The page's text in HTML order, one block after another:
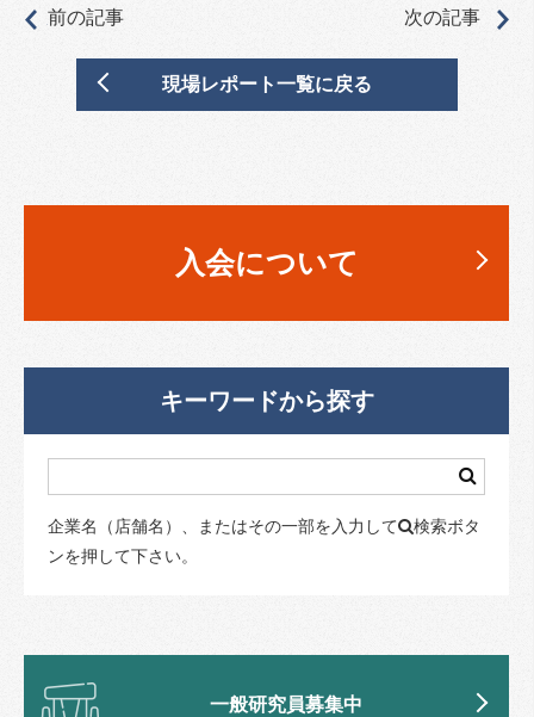
前の記事 次の記事
現場レポート一覧に戻る
入会について
キーワードから探す
企業名（店舗名）、またはその一部を入力して
検索ボタ
ンを押して下さい。
一般研究員募集中